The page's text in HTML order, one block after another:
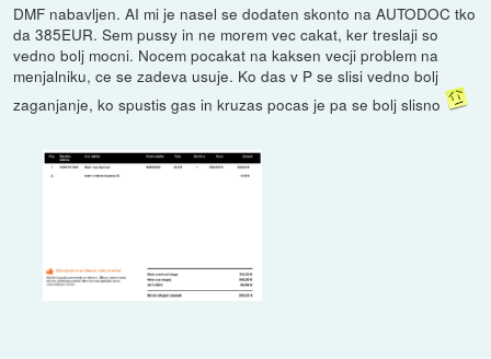
DMF nabavljen. AI mi je nasel se dodaten skonto na AUTODOC tko
da 385EUR. Sem pussy in ne morem vec cakat, ker treslaji so
vedno bolj mocni. Nocem pocakat na kaksen vecji problem na
menjalniku, ce se zadeva usuje. Ko das v P se slisi vedno bolj
zaganjanje, ko spustis gas in kruzas pocas je pa se bolj slisno